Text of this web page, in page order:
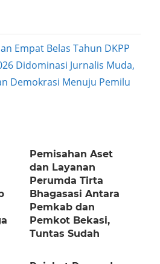
Empat Belas Tahun DKPP
Didominasi Jurnalis Muda,
Demokrasi Menuju Pemilu
Pemisahan Aset
dan Layanan
Perumda Tirta
Bhagasasi Antara
Pemkab dan
Pemkot Bekasi,
Tuntas Sudah